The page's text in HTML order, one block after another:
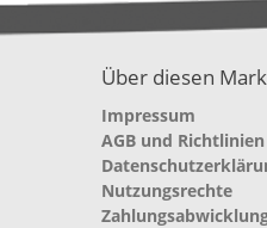
Über diesen
Impressum
AGB und Richtlinien
Nutzungsrechte